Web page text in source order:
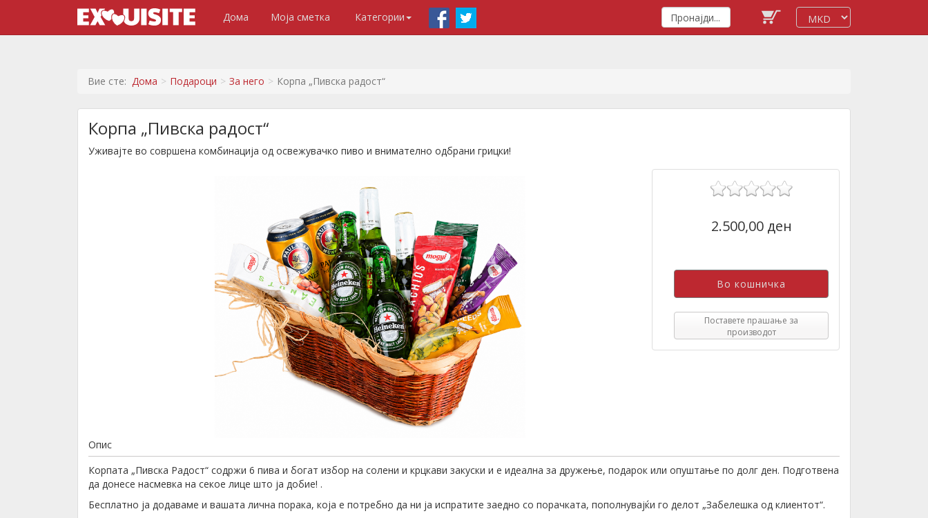
Дома Моја сметка Категории
Вие сте: Дома Подароци За него Корпа „Пивска радост“
Корпа „Пивска радост“
Уживајте во совршена комбинација од освежувачко пиво и внимателно одбрани грицки!
2.500,00 ден
Поставете прашање за
производот
Опис
Корпата „Пивска Радост“ содржи 6 пива и богат избор на солени и крцкави закуски и е идеална за дружење, подарок или опуштање по долг ден. Подготвена
да донесе насмевка на секое лице што ја добие! .
Бесплатно ја додаваме и вашата лична порака, која е потребно да ни ја испратите заедно со порачката, пополнувајќи го делот „Забелешка од клиентот“.